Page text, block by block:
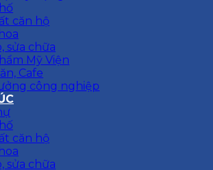
căn hộ
sửa chữa
Mỹ Viện
Cafe
công nghiệp
căn hộ
sửa chữa